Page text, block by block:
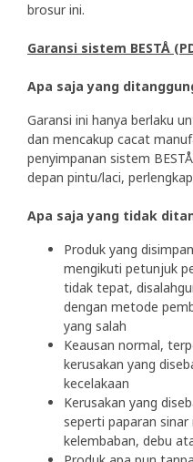
brosur ini.
Garansi sistem BESTÅ
Apa saja yang
Garansi ini hanya berlaku
dan mencakup cacat
penyimpanan sistem
depan pintu/laci,
Apa saja yang tidak
Produk yang
mengikuti petunjuk
tidak tepat,
dengan metode
yang salah
Keausan normal,
kerusakan yang
kecelakaan
Kerusakan yang
seperti paparan
kelembaban, debu